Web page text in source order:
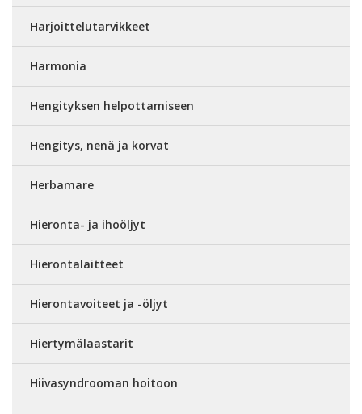
Harjoittelutarvikkeet
Harmonia
Hengityksen helpottamiseen
Hengitys, nenä ja korvat
Herbamare
Hieronta- ja ihoöljyt
Hierontalaitteet
Hierontavoiteet ja -öljyt
Hiertymälaastarit
Hiivasyndrooman hoitoon